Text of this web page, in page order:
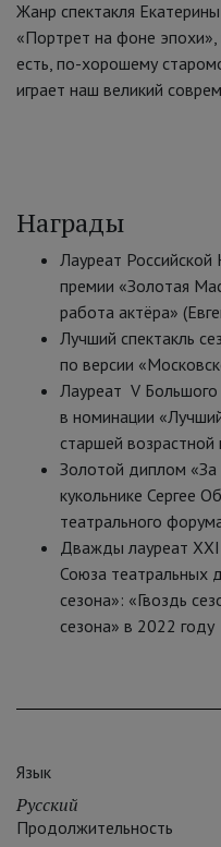
Жанр спектакля
«Портрет на фоне
есть, по-хорошему
играет наш великий
Награды
Лауреат Российской
премии «Золотая
работа актёра»
Лучший спектакль
по версии
Лауреат V
в номинации
старшей возрастной
Золотой диплом «За
кукольнике Сергее
театрального
Дважды лауреат
Союза театральных
сезона»: «Гвоздь
сезона» в 2022 году
Язык
Русский
Продолжительность